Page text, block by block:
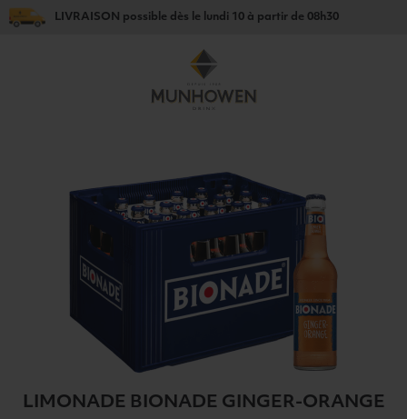
LIVRAISON possible dès le lundi 10 à partir de 08h30
LIMONADE BIONADE GINGER-ORANGE